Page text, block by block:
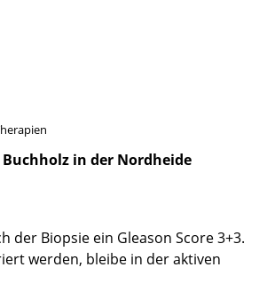
in der Nordheide
der Biopsie ein Gleason Score 3+3.
werden, bleibe in der aktiven